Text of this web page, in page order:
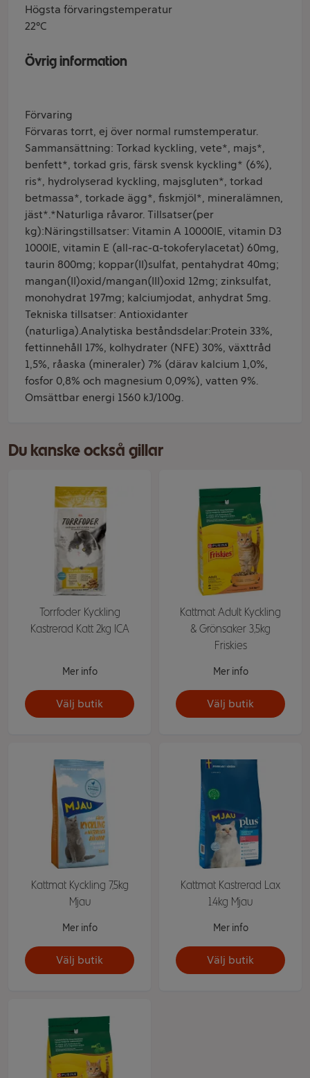
Högsta förvaringstemperatur
22°C
Övrig information
Förvaring
Förvaras torrt, ej över normal rumstemperatur.
Sammansättning: Torkad kyckling, vete*, majs*,
benfett*, torkad gris, färsk svensk kyckling* (6%),
ris*, hydrolyserad kyckling, majsgluten*, torkad
betmassa*, torkade ägg*, fiskmjöl*, mineralämnen,
jäst*.*Naturliga råvaror. Tillsatser(per
kg):Näringstillsatser: Vitamin A 10000IE, vitamin D3
1000IE, vitamin E (all-rac-α-tokoferylacetat) 60mg,
taurin 800mg; koppar(II)sulfat, pentahydrat 40mg;
mangan(II)oxid/mangan(III)oxid 12mg; zinksulfat,
monohydrat 197mg; kalciumjodat, anhydrat 5mg.
Tekniska tillsatser: Antioxidanter
(naturliga).Analytiska beståndsdelar:Protein 33%,
fettinnehåll 17%, kolhydrater (NFE) 30%, växttråd
1,5%, råaska (mineraler) 7% (därav kalcium 1,0%,
fosfor 0,8% och magnesium 0,09%), vatten 9%.
Omsättbar energi 1560 kJ/100g.
Du kanske också gillar
Torrfoder Kyckling
Kastrerad Katt 2kg ICA
Mer info
Välj butik
Kattmat Adult Kyckling
& Grönsaker 3,5kg
Friskies
Mer info
Välj butik
Kattmat Kyckling 7,5kg
Mjau
Mer info
Välj butik
Kattmat Kastrerad Lax
1.4kg Mjau
Mer info
Välj butik